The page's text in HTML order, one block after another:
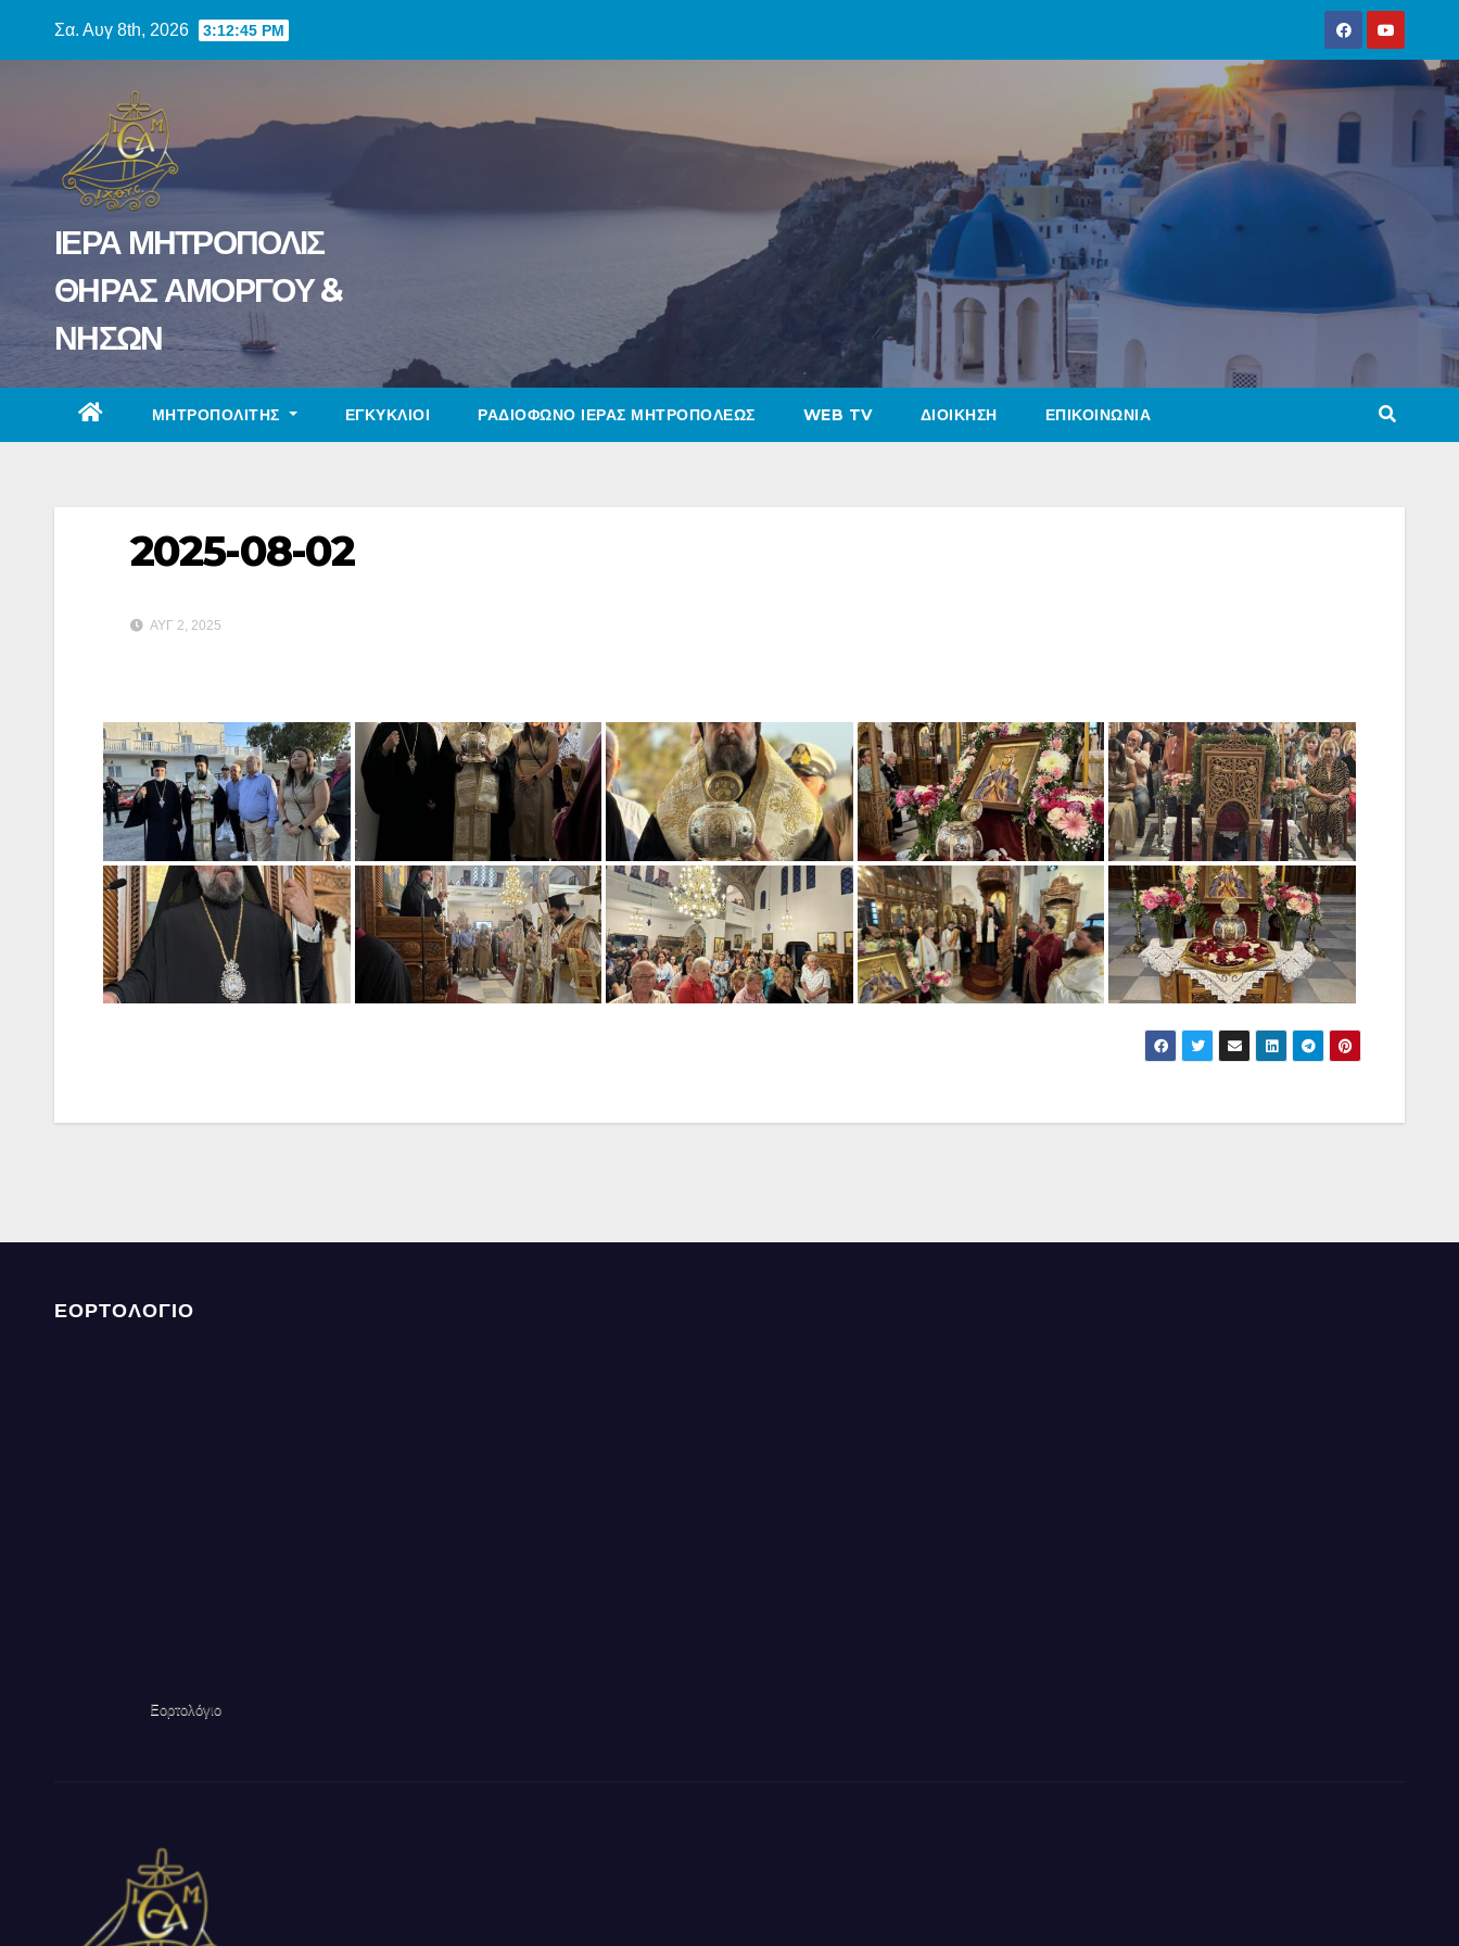
Σα. Αυγ 8th, 2026 3:12:46 PM
ΙΕΡΑ ΜΗΤΡΟΠΟΛΙΣ
ΘΗΡΑΣ ΑΜΟΡΓΟΥ &
ΝΗΣΩΝ
ΜΗΤΡΟΠΟΛΙΤΗΣ ΕΓΚΥΚΛΙΟΙ ΡΑΔΙΟΦΩΝΟ ΙΕΡΑΣ ΜΗΤΡΟΠΟΛΕΩΣ WEB TV ΔΙΟΙΚΗΣΗ ΕΠΙΚΟΙΝΩΝΙΑ
2025-08-02
ΑΥΓ 2, 2025
ΕΟΡΤΟΛΟΓΙΟ
Εορτολόγιο